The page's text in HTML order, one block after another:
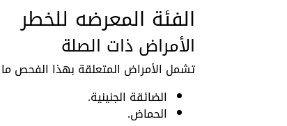
الفئة المعرضه للخطر
الأمراض ذات الصلة
تشمل الأمراض المتعلقة بهذا الفحص
الضائقة الجنينية.
الحماض.